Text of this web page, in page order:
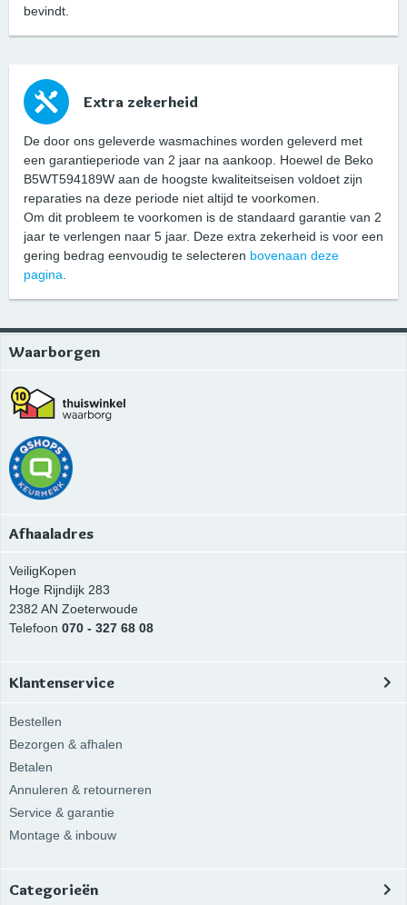
bevindt.
Extra zekerheid
De door ons geleverde wasmachines worden geleverd met
een garantieperiode van 2 jaar na aankoop. Hoewel de Beko
B5WT594189W aan de hoogste kwaliteitseisen voldoet zijn
reparaties na deze periode niet altijd te voorkomen.
Om dit probleem te voorkomen is de standaard garantie van 2
jaar te verlengen naar 5 jaar. Deze extra zekerheid is voor een
gering bedrag eenvoudig te selecteren bovenaan deze
pagina
Waarborgen
Afhaaladres
VeiligKopen
Hoge Rijndijk 283
2382 AN Zoeterwoude
Telefoon 070 - 327 68 08
Klantenservice
Bestellen
Bezorgen & afhalen
Betalen
Annuleren & retourneren
Service & garantie
Montage & inbouw
Categorieën